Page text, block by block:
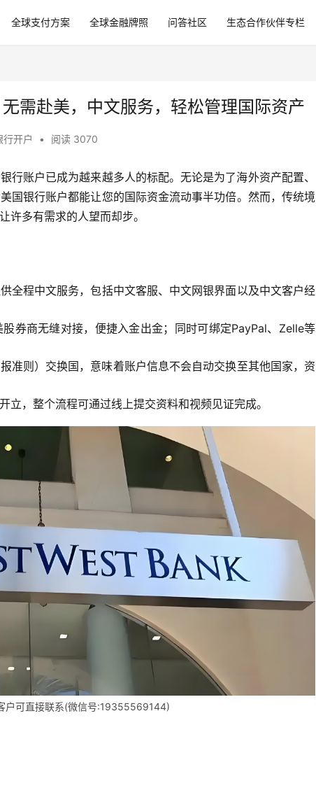
全球支付方案 全球金融牌照 问答社区 生态合作伙伴专栏
需赴美，中文服务，轻松管理国际资产
行开户 • 阅读 3070
行账户已成为越来越多人的标配。无论是为了海外资产配置、
国银行账户都能让您的国际资金流动事半功倍。然而，传统境
许多有需求的人望而却步。
全程中文服务，包括中文客服、中文网银界面以及中文客户经
券商无缝对接，便捷入金出金；同时可绑定PayPal、Zelle等
准则）交换国，意味着账户信息不会自动交换至其他国家，资
立，整个流程可通过线上提交资料和视频见证完成。
户可直接联系(微信号:19355569144)